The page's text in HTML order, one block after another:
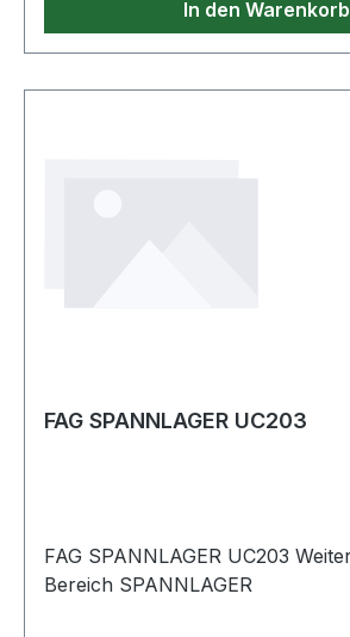
In den Warenkorb
FAG SPANNLAGER UC203
FAG SPANNLAGER UC203 Weitere Produkte im
Bereich SPANNLAGER